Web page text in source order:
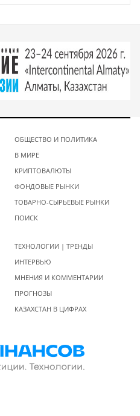
ОБЩЕСТВО И ПОЛИТИКА
В МИРЕ
КРИПТОВАЛЮТЫ
ФОНДОВЫЕ РЫНКИ
ТОВАРНО-СЫРЬЕВЫЕ РЫНКИ
ПОИСК
ТЕХНОЛОГИИ | ТРЕНДЫ
ИНТЕРВЬЮ
МНЕНИЯ И КОММЕНТАРИИ
ПРОГНОЗЫ
КАЗАХСТАН В ЦИФРАХ